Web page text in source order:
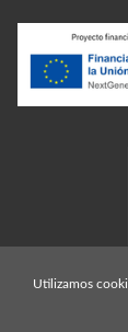
Utilizamos